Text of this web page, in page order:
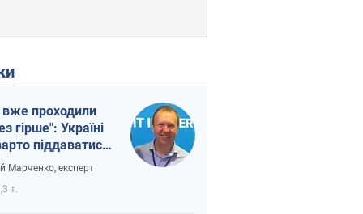
проходили
гірше": Україні
піддаватися
через
Марченко, експерт
т.